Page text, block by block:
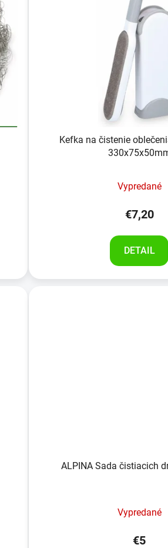
Kefka na čistenie
Vypredané
€7,20
DETAIL
ALPINA Sada čistiacich
Vypredané
€5